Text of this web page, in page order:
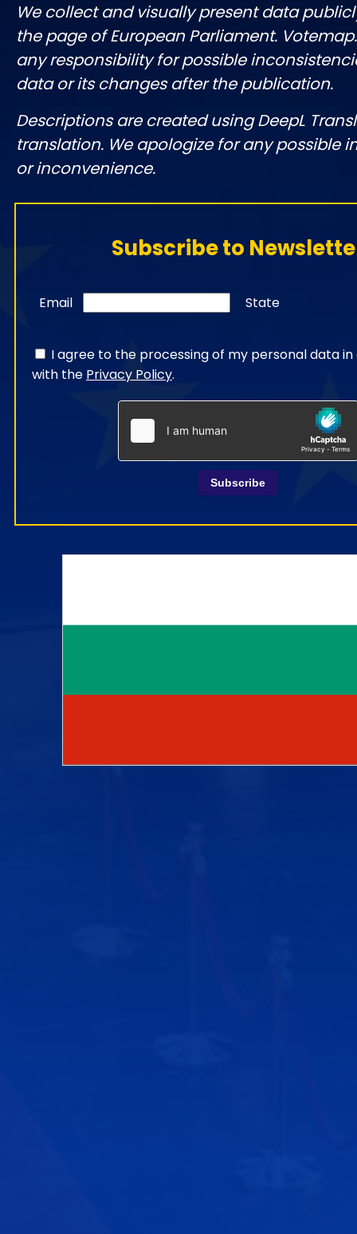
We collect and visually present data
the page of European Parliament.
any responsibility for possible
data or its changes after the publication.
Descriptions are created using DeepL
translation. We apologize for any possible
or inconvenience.
Subscribe to
Email State
I agree to the processing of my personal data
with the Privacy Policy.
Subscribe